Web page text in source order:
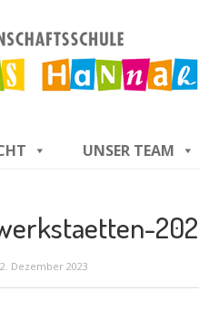
UNSER TEAM
Dezember 2023